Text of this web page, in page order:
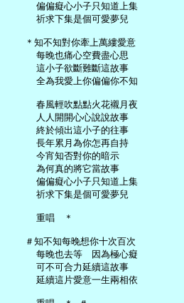
     偏偏癡心小子只知道上集
     祈求下集是個可愛夢兒
   ＊知不知對你牽上萬縷愛意
     每晚也痛心空費盡心思
     這小子欲斷難斷這故事
     全為我愛上你偏偏你不知
     春風輕吹點點火花襯月夜
     人人開開心心說說故事
     終於傾出這小子的往事
     長年累月為你怎再自持
     今宵知否對你的暗示
     為何真的將它當故事
     偏偏癡心小子只知道上集
     祈求下集是個可愛夢兒
     重唱　＊
   ＃知不知每晚想你十次百次
     每晚也去等　因為極心癡
     可不可合力延續這故事
     延續這片愛意一生兩相依